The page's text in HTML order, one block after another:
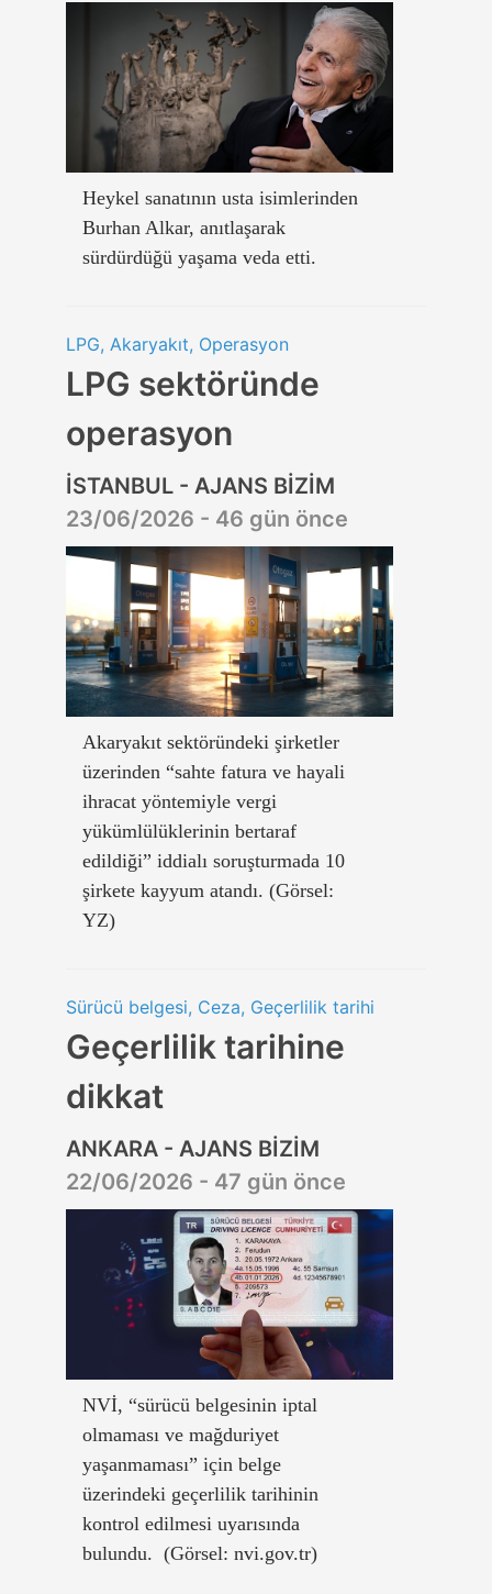
Heykel sanatının usta isimlerinden
Burhan Alkar, anıtlaşarak
sürdürdüğü yaşama veda etti.
LPG, Akaryakıt, Operasyon
LPG sektöründe
operasyon
İSTANBUL - AJANS BİZİM
23/06/2026 - 46 gün önce
Akaryakıt sektöründeki şirketler
üzerinden “sahte fatura ve hayali
ihracat yöntemiyle vergi
yükümlülüklerinin bertaraf
edildiği” iddialı soruşturmada 10
şirkete kayyum atandı. (Görsel:
YZ)
Sürücü belgesi, Ceza, Geçerlilik tarihi
Geçerlilik tarihine
dikkat
ANKARA - AJANS BİZİM
22/06/2026 - 47 gün önce
NVİ, “sürücü belgesinin iptal
olmaması ve mağduriyet
yaşanmaması” için belge
üzerindeki geçerlilik tarihinin
kontrol edilmesi uyarısında
bulundu. (Görsel: nvi.gov.tr)